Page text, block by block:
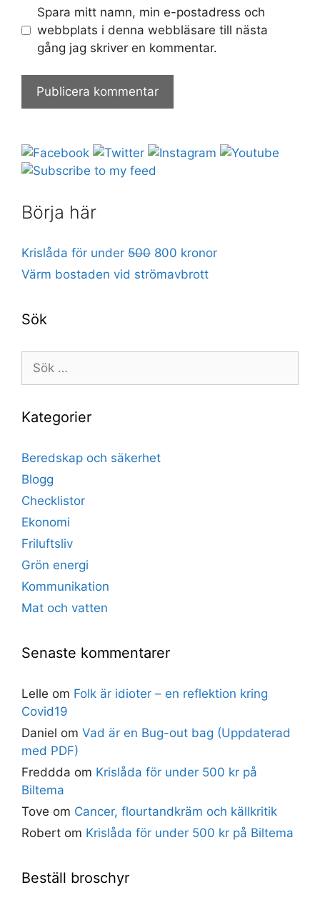
Spara mitt namn, min e-postadress och
webbplats i denna webbläsare till nästa
gång jag skriver en kommentar.
Börja här
Krislåda för under 500 800 kronor
Värm bostaden vid strömavbrott
Sök
Sök
efter:
Kategorier
Beredskap och säkerhet
Blogg
Checklistor
Ekonomi
Friluftsliv
Grön energi
Kommunikation
Mat och vatten
Senaste kommentarer
Lelle om Folk är idioter – en reflektion kring
Covid19
Daniel om Vad är en Bug-out bag (Uppdaterad
med PDF)
Freddda om Krislåda för under 500 kr på
Biltema
Tove om Cancer, flourtandkräm och källkritik
Robert om Krislåda för under 500 kr på Biltema
Beställ broschyr